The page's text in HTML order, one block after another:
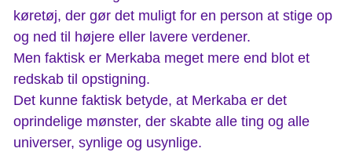
køretøj, der gør det muligt for en person at stige op
og ned til højere eller lavere verdener.
Men faktisk er Merkaba meget mere end blot et
redskab til opstigning.
Det kunne faktisk betyde, at Merkaba er det
oprindelige mønster, der skabte alle ting og alle
universer, synlige og usynlige.